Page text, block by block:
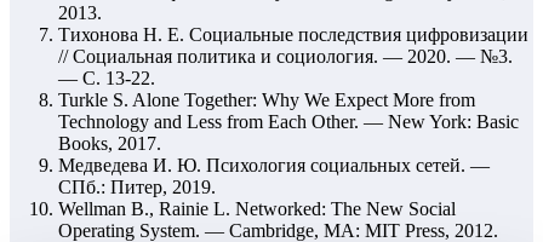
2013.
Тихонова Н. Е. Социальные последствия цифровизации
// Социальная политика и социология. — 2020. — №3.
— С. 13-22.
Turkle S. Alone Together: Why We Expect More from
Technology and Less from Each Other. — New York: Basic
Books, 2017.
Медведева И. Ю. Психология социальных сетей. —
СПб.: Питер, 2019.
Wellman B., Rainie L. Networked: The New Social
Operating System. — Cambridge, MA: MIT Press, 2012.